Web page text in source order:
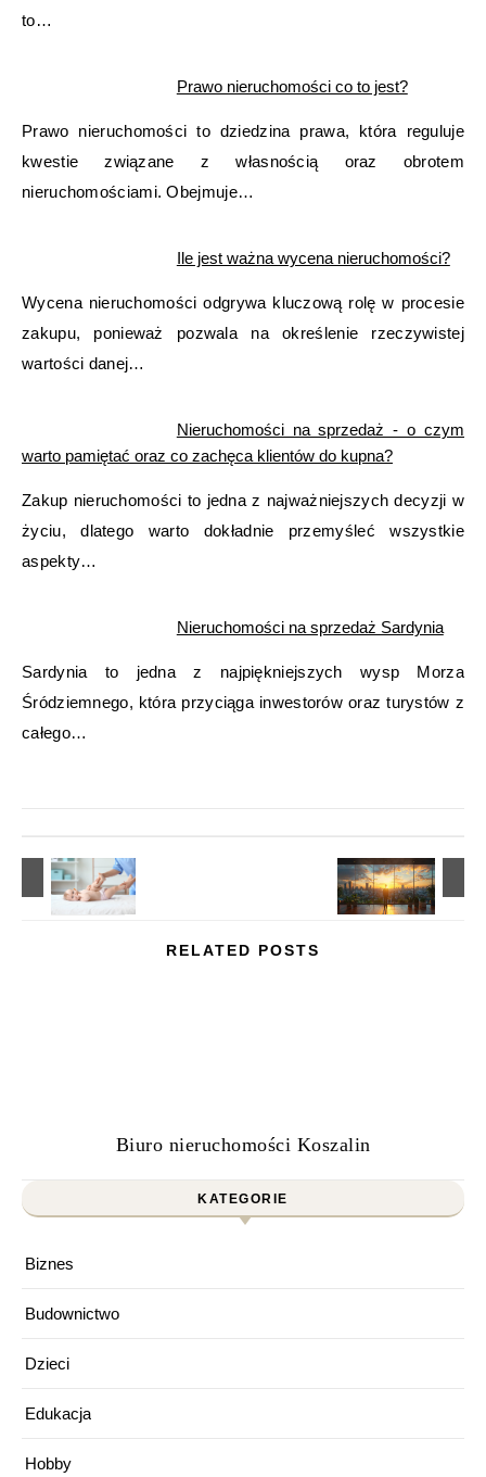
to…
Prawo nieruchomości co to jest?
Prawo nieruchomości to dziedzina prawa, która reguluje
kwestie związane z własnością oraz obrotem
nieruchomościami. Obejmuje…
Ile jest ważna wycena nieruchomości?
Wycena nieruchomości odgrywa kluczową rolę w procesie
zakupu, ponieważ pozwala na określenie rzeczywistej
wartości danej…
Nieruchomości na sprzedaż - o czym
warto pamiętać oraz co zachęca klientów do kupna?
Zakup nieruchomości to jedna z najważniejszych decyzji w
życiu, dlatego warto dokładnie przemyśleć wszystkie
aspekty…
Nieruchomości na sprzedaż Sardynia
Sardynia to jedna z najpiękniejszych wysp Morza
Śródziemnego, która przyciąga inwestorów oraz turystów z
całego…
RELATED POSTS
Biuro nieruchomości Koszalin
KATEGORIE
Biznes
Budownictwo
Dzieci
Edukacja
Hobby